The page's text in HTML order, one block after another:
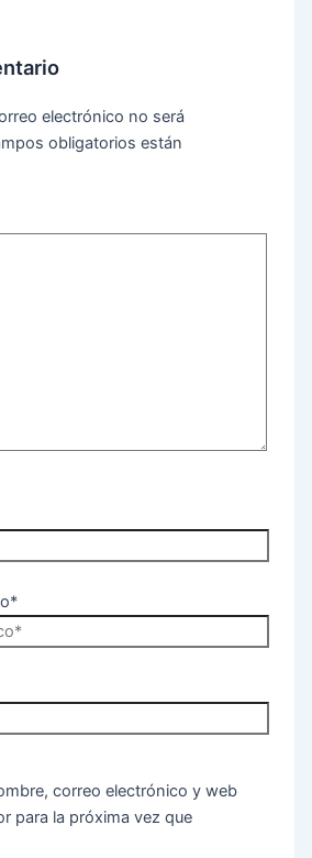
electrónico no será
obligatorios están
correo electrónico y web
para la próxima vez que